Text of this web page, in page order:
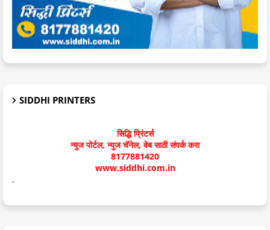
SIDDHI PRINTERS
सिद्धि प्रिंटर्स
न्युज पोर्टल, न्युज चॅनेल, वेब साठी संपर्क करा
8177881420
www.siddhi.com.in
.